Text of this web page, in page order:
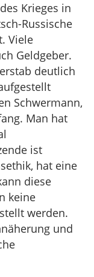
Krieges in
Russische
Viele
Geldgeber.
deutlich
Schwermann,
Man hat
ist
hat eine
diese
keine
werden.
und